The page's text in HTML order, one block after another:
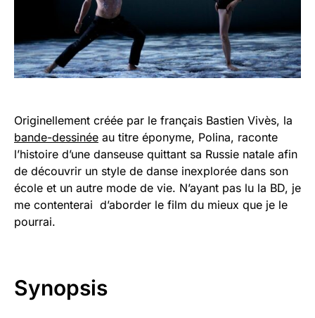
Originellement créée par le français Bastien Vivès, la
bande-dessinée au titre éponyme, Polina, raconte
l’histoire d’une danseuse quittant sa Russie natale afin
de découvrir un style de danse inexplorée dans son
école et un autre mode de vie. N’ayant pas lu la BD, je
me contenterai d’aborder le film du mieux que je le
pourrai.
Synopsis